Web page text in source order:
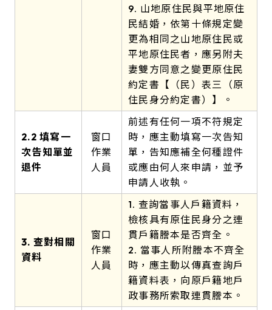
9. 山地原住民與平地原住
民結婚，依第十條規定變
更為相同之山地原住民或
平地原住民者，應另附夫
妻雙方同意之變更原住民
約定書【（民）表三（原
住民身分約定書）】。
2.2 填寫一
次告知單並
退件
窗口
作業
人員
前述有任何一項不符規定
時，應主動填寫一次告知
單，告知應補全何種證件
或應由何人來申請，並予
申請人收執。
3. 查對相關
資料
窗口
作業
人員
1. 查詢當事人戶籍資料，
檢核具有原住民身分之連
貫戶籍謄本是否齊全。
2. 當事人所附謄本不齊全
時，應主動以傳真查詢戶
籍資料表，向原戶籍地戶
政事務所索取連貫謄本。